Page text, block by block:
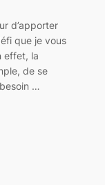
d’apporter
que je vous
effet, la
de se
…